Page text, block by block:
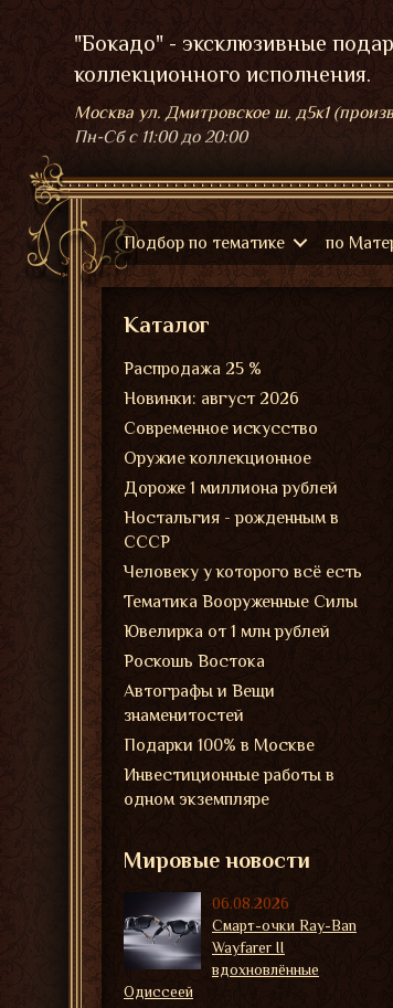
"Бокадо" - эксклюзивные
коллекционного исполнения.
Москва ул. Дмитровское ш. д5к1
Пн-Сбс 11:00 до 20:00
Подбор по тематике по
Каталог
Распродажа 25 %
Новинки: август 2026
Современное искусство
Оружие коллекционное
Дороже 1 миллиона рублей
Ностальгия - рожденным в
СССР
Человеку у которого всё есть
Тематика Вооруженные Силы
Ювелирка от 1 млн рублей
Роскошь Востока
Автографы и Вещи
знаменитостей
Подарки 100% в Москве
Инвестиционные работы в
одном экземпляре
Мировые новости
06.08.2026
Смарт-очки Ray-Ban
Wayfarer II
вдохновлённые
Одиссеей